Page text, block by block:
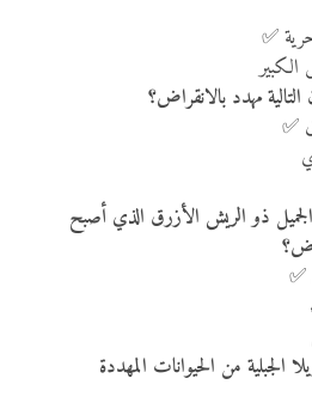
✅
مهدد بالانقراض؟
✅
ذو الريش الأزرق الذي أصبح
✅
الجبلية من الحيوانات المهددة